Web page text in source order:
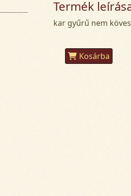
Termék
kar gyűrű nem köves
Kosárba